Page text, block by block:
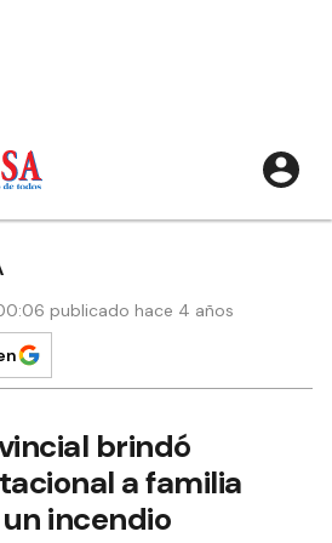
publicado hace 4 años
brindó
a familia
incendio